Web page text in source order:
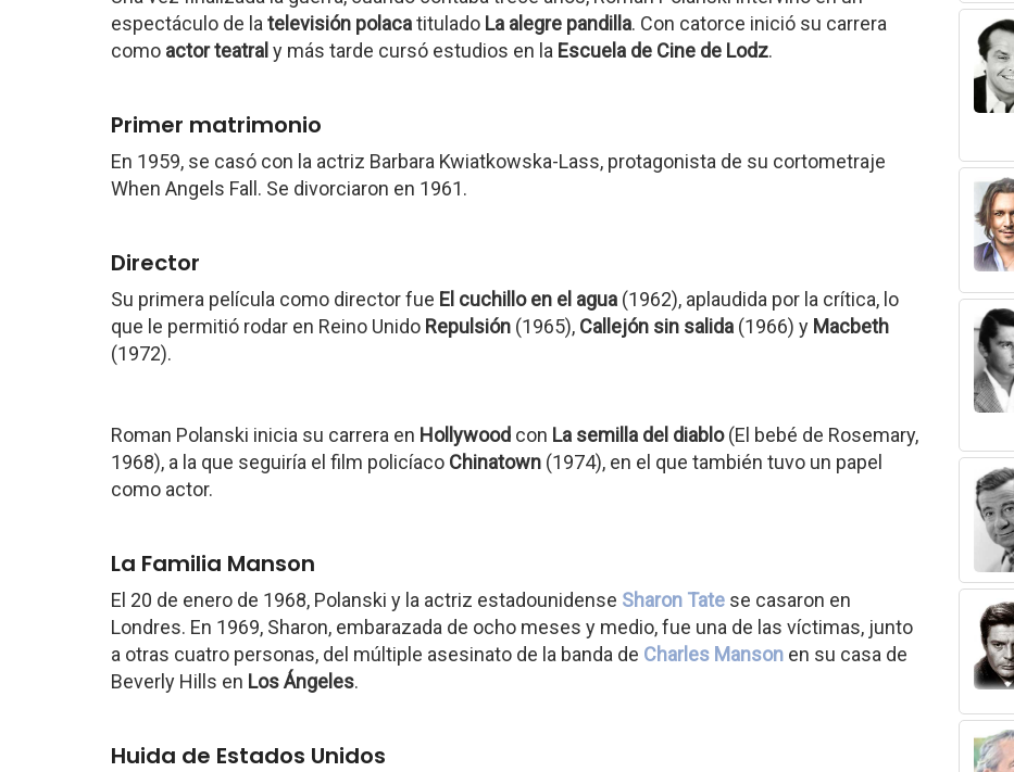
espectáculo de la televisión polacatitulado La alegre pandilla. Con catorce inició su carrera
como actor teatral y más tarde cursó estudios en la Escuela de Cine de Lodz.
Primer matrimonio
En 1959, se casó con la actriz Barbara Kwiatkowska-Lass, protagonista de su cortometraje
When Angels Fall. Se divorciaron en 1961.
Director
Su primera película como director fue El cuchillo en el agua (1962), aplaudida por la crítica, lo
que le permitió rodar en Reino Unido Repulsión (1965), Callejón sin salida (1966) y Macbeth
(1972).
Roman Polanski inicia su carrera en Hollywood con La semilla del diablo(El bebé de Rosemary,
1968), a la que seguiría el film policíaco Chinatown (1974), en el que también tuvo un papel
como actor.
La Familia Manson
El 20 de enero de 1968, Polanski y la actriz estadounidense Sharon Tate se casaron en
Londres. En 1969, Sharon, embarazada de ocho meses y medio, fue una de las víctimas, junto
a otras cuatro personas, del múltiple asesinato de la banda de Charles Manson en su casa de
Beverly Hills en Los Ángeles.
Huida de Estados Unidos